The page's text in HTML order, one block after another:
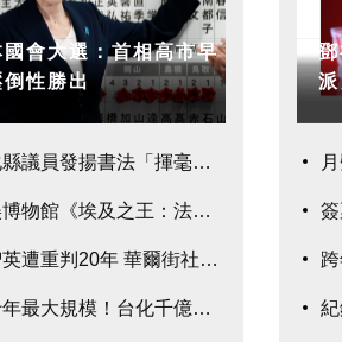
國會大選：首相高市早
性勝出
彰化縣議員發揚書法
物館《埃及之王：法老》280件真跡鉅
遭重判20年 華爾街社論:示警台灣
最大規模！台化千億元聯貸案完成簽